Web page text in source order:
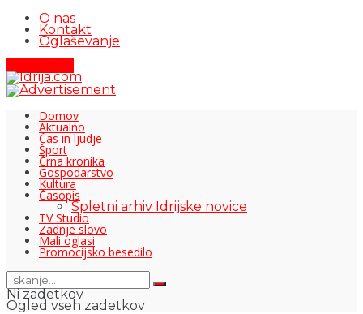
O nas
Kontakt
Oglaševanje
Domov
Aktualno
Čas in ljudje
Šport
Črna kronika
Gospodarstvo
Kultura
Časopis
Spletni arhiv Idrijske novice
TV Studio
Zadnje slovo
Mali oglasi
Promocijsko besedilo
Ni zadetkov
Ogled vseh zadetkov